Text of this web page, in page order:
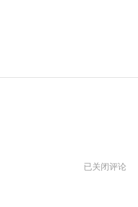
白
月
已关闭评论